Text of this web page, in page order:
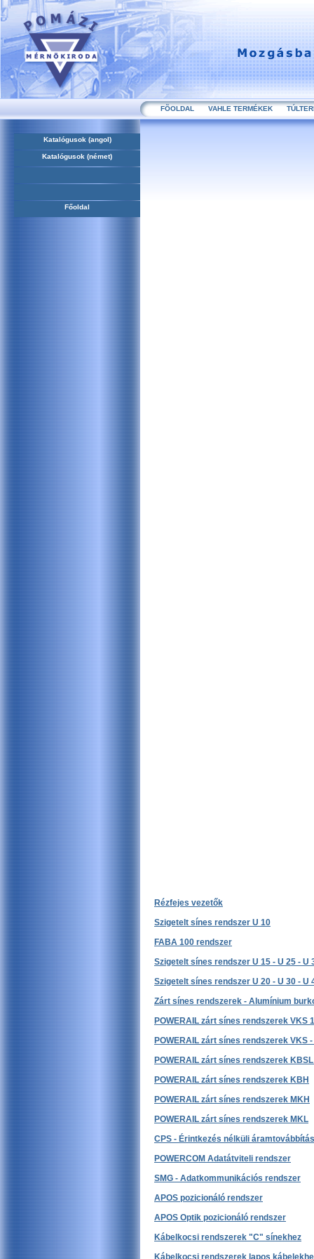
FÕOLDAL VAHLE TERMÉKEK
Katalógusok (angol)
Katalógusok (német)
Főoldal
Rézfejes vezetők
Szigetelt sínes rendszer U 10
FABA 100 rendszer
Szigetelt sínes rendszer U 15 - U 25 - U
Szigetelt sínes rendszer U 20 - U 30 - U
Zárt sínes rendszerek - Alumínium
POWERAIL zárt sínes rendszerek VKS
POWERAIL zárt sínes rendszerek VKS
POWERAIL zárt sínes rendszerek
POWERAIL zárt sínes rendszerek KBH
POWERAIL zárt sínes rendszerek MKH
POWERAIL zárt sínes rendszerek MKL
CPS - Érintkezés nélküli áramtovábbítás
POWERCOM Adatátviteli rendszer
SMG - Adatkommunikációs rendszer
APOS pozicionáló rendszer
APOS Optik pozicionáló rendszer
Kábelkocsi rendszerek "C" sínekhez
Kábelkocsi rendszerek lapos